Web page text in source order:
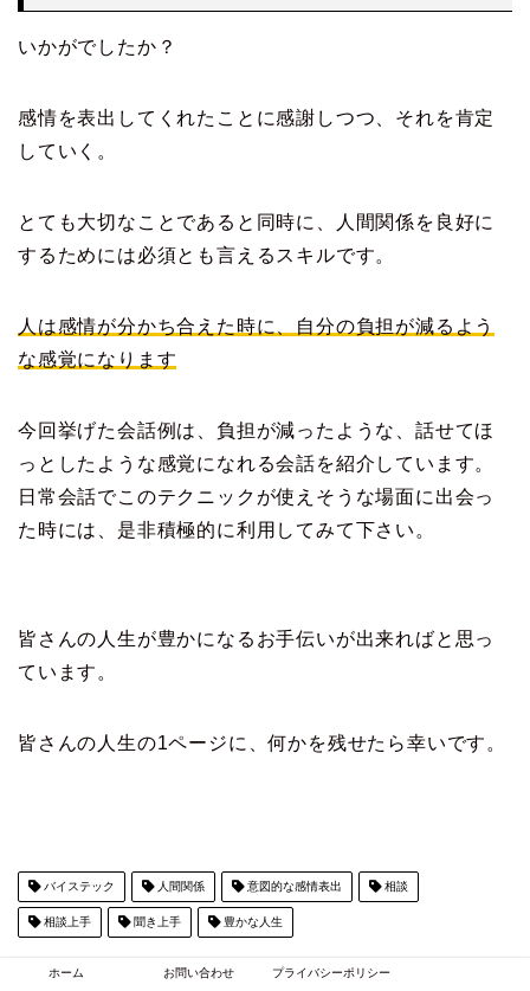
いかがでしたか？
感情を表出してくれたことに感謝しつつ、それを肯定
していく。
とても大切なことであると同時に、人間関係を良好に
するためには必須とも言えるスキルです。
人は感情が分かち合えた時に、自分の負担が減るよう
な感覚になります
今回挙げた会話例は、負担が減ったような、話せてほ
っとしたような感覚になれる会話を紹介しています。
日常会話でこのテクニックが使えそうな場面に出会っ
た時には、是非積極的に利用してみて下さい。
皆さんの人生が豊かになるお手伝いが出来ればと思っ
ています。
皆さんの人生の1ページに、何かを残せたら幸いです。
バイステック 人間関係 意図的な感情表出 相談
相談上手 聞き上手 豊かな人生
スポンサーリンク
ホーム お問い合わせ プライバシーポリシー